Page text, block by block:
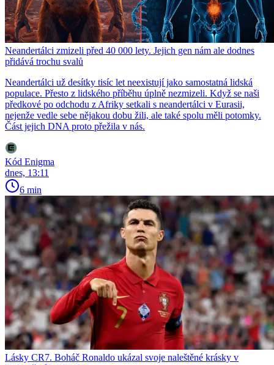
Neandertálci zmizeli před 40 000 lety. Jejich gen nám ale dodnes
přidává trochu svalů
Neandertálci už desítky tisíc let neexistují jako samostatná lidská
populace. Přesto z lidského příběhu úplně nezmizeli. Když se naši
předkové po odchodu z Afriky setkali s neandertálci v Eurasii,
nejenže vedle sebe nějakou dobu žili, ale také spolu měli potomky.
Část jejich DNA proto přežila v nás.
Kód Enigma
dnes, 13:11
6 min
Lásky CR7. Boháč Ronaldo ukázal svoje naleštěné krásky v